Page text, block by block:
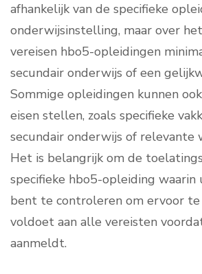
afhankelijk van de specifieke
onderwijsinstelling, maar over
vereisen hbo5-opleidingen
secundair onderwijs of een
Sommige opleidingen kunnen
eisen stellen, zoals specifieke
secundair onderwijs of relevante
Het is belangrijk om de
specifieke hbo5-opleiding waarin
bent te controleren om ervoor
voldoet aan alle vereisten
aanmeldt.